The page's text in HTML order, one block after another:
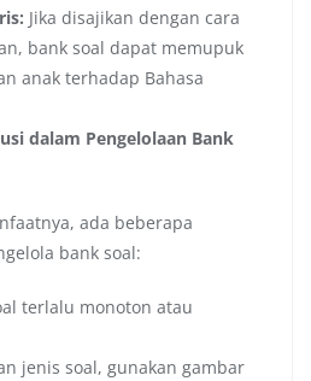
Jika disajikan dengan cara
bank soal dapat memupuk
anak terhadap Bahasa
dalam Pengelolaan Bank
ada beberapa
bank soal:
terlalu monoton atau
jenis soal, gunakan gambar